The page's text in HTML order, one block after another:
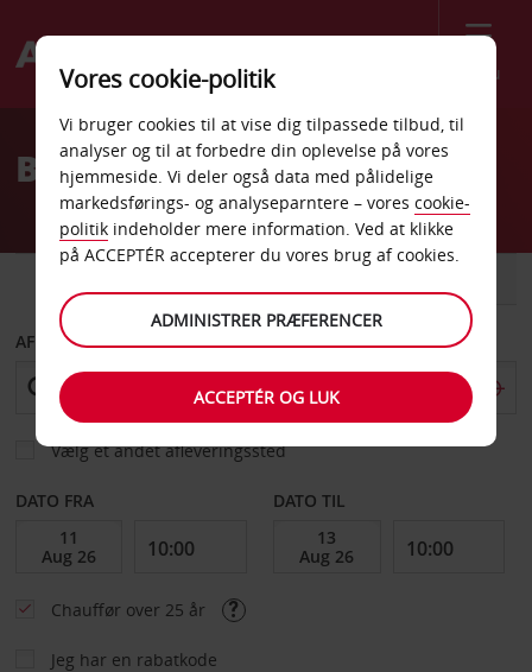
Menu
Welcome
AvisBilleje Tripoli
AFHENT FRA
Vælg et andet afleveringssted
DATO FRA DATO TIL
Chauffør over 25 år
Jeg har en rabatkode
Vores cookie-politik
Vi bruger cookies til at vise dig tilpassede tilbud, til
analyser og til at forbedre din oplevelse på vores
hjemmeside. Vi deler også data med pålidelige
markedsførings- og analyseparntere – vores cookie-
politik indeholder mere information. Ved at klikke
på ACCEPTÉR accepterer du vores brug af cookies.
ADMINISTRER PRÆFERENCER
ACCEPTÉR OG LUK